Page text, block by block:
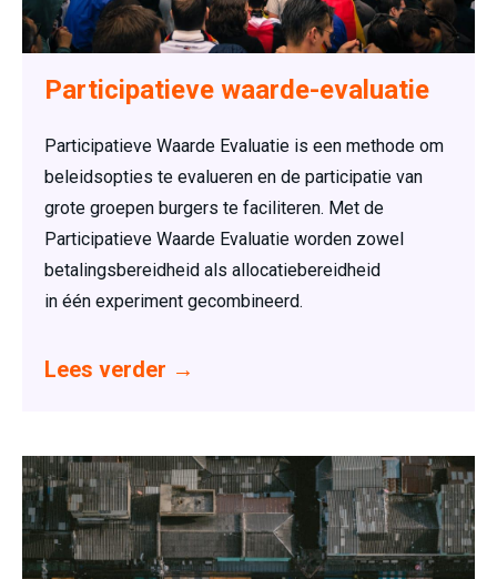
Participatieve waarde-evaluatie
Participatieve Waarde Evaluatie is een methode om
beleidsopties te evalueren en de participatie van
grote groepen burgers te faciliteren. Met de
Participatieve Waarde Evaluatie worden zowel
betalingsbereidheid als allocatiebereidheid
in één experiment gecombineerd.
Lees verder →